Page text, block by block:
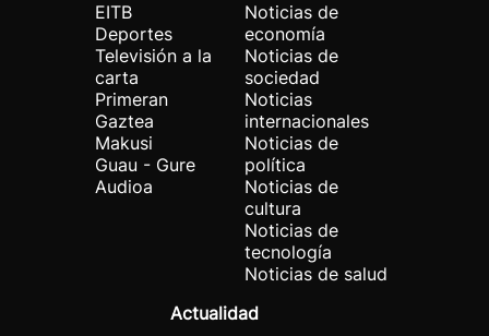
EITB
Deportes
Televisión a la
carta
Primeran
Gaztea
Makusi
Guau - Gure
Audioa
Noticias de
economía
Noticias de
sociedad
Noticias
internacionales
Noticias de
política
Noticias de
cultura
Noticias de
tecnología
Noticias de salud
Actualidad